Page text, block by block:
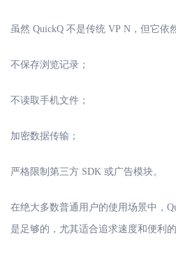
虽然 QuickQ 不是传统 VP N，但它依
不保存浏览记录；
不读取手机文件；
加密数据传输；
严格限制第三方 SDK 或广告模块。
在绝大多数普通用户的使用场景中，
是足够的，尤其适合追求速度和便利的